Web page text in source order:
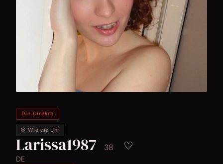
Die Direkte
🎯 Wie die Uhr
Larissa1987 38 ♡
DE